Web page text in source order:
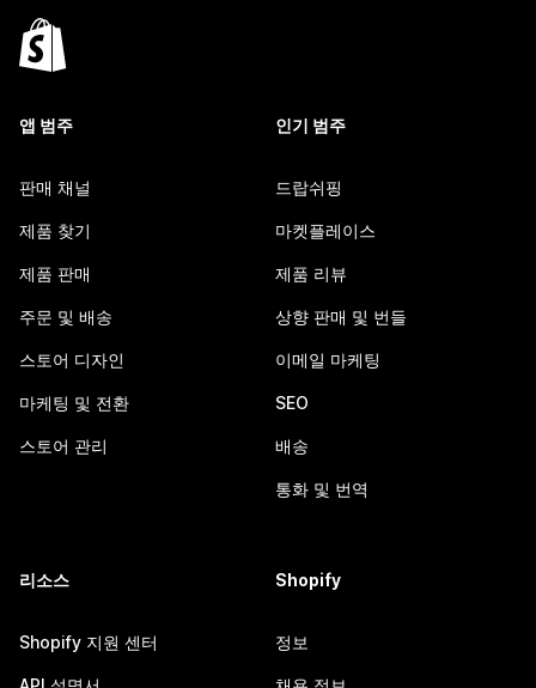
앱 범주
판매 채널
제품 찾기
제품 판매
주문 및 배송
스토어 디자인
마케팅 및 전환
스토어 관리
인기 범주
드랍쉬핑
마켓플레이스
제품 리뷰
상향 판매 및 번들
이메일 마케팅
SEO
배송
통화 및 번역
리소스
Shopify 지원 센터
Shopify
정보